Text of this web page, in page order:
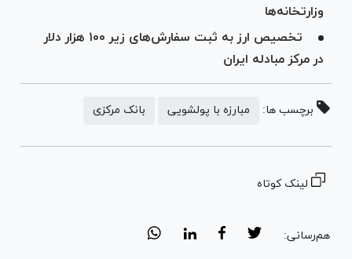
وزارتخانه‌ها
تخصیص ارز به ثبت سفارش‌های زیر ۱۰۰ هزار دلار
در مرکز مبادله ایران
برچسب ها: مبارزه با پولشویی بانک مرکزی
لینک کوتاه
هم‌رسانی: